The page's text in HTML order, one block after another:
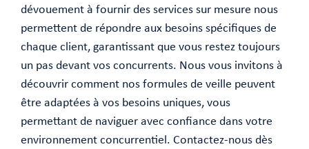
dévouement à fournir des services sur mesure nous
permettent de répondre aux besoins spécifiques de
chaque client, garantissant que vous restez toujours
un pas devant vos concurrents. Nous vous invitons à
découvrir comment nos formules de veille peuvent
être adaptées à vos besoins uniques, vous
permettant de naviguer avec confiance dans votre
environnement concurrentiel. Contactez-nous dès